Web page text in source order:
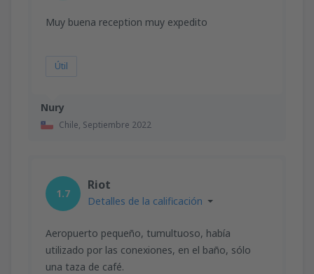
Nury
Chile, Septiembre 2022
Muy buena reception muy expedito
Útil
1.7
Riot
Detalles de la calificación
Aeropuerto pequeño, tumultuoso, había
utilizado por las conexiones, en el baño, sólo
una taza de café.